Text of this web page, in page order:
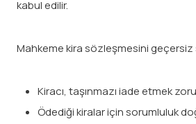
kabul edilir.
Mahkeme kira sözleşmesini geçersiz
Kiracı, taşınmazı iade etmek
Ödediği kiralar için sorumluluk